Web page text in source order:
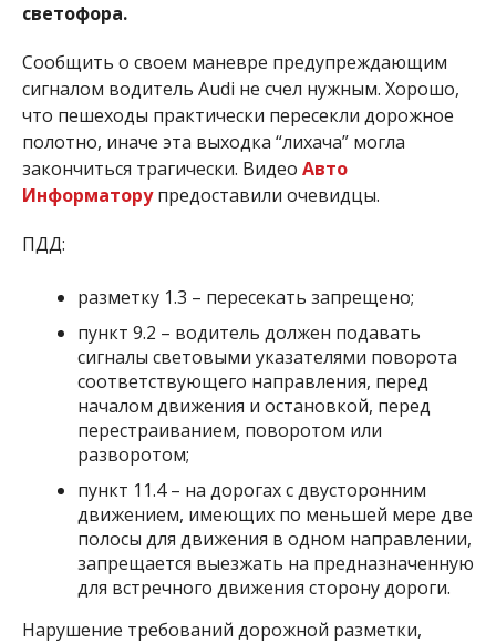
светофора.
Сообщить о своем маневре предупреждающим
сигналом водитель Audi не счел нужным. Хорошо,
что пешеходы практически пересекли дорожное
полотно, иначе эта выходка “лихача” могла
закончиться трагически. Видео Авто
Информаторупредоставили очевидцы.
ПДД:
разметку 1.3 – пересекать запрещено;
пункт 9.2 – водитель должен подавать
сигналы световыми указателями поворота
соответствующего направления, перед
началом движения и остановкой, перед
перестраиванием, поворотом или
разворотом;
пункт 11.4 – на дорогах с двусторонним
движением, имеющих по меньшей мере две
полосы для движения в одном направлении,
запрещается выезжать на предназначенную
для встречного движения сторону дороги.
Нарушение требований дорожной разметки,